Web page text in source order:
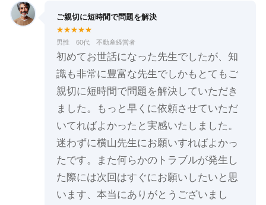
ご親切に短時間で問題を解決
★★★★★
男性 60代 不動産経営者
初めてお世話になった先生でしたが、知
識も非常に豊富な先生でしかもとてもご
親切に短時間で問題を解決していただき
ました。もっと早くに依頼させていただ
いてればよかったと実感いたしました。
迷わずに横山先生にお願いすればよかっ
たです。また何らかのトラブルが発生し
た際には次回はすぐにお願いしたいと思
います、本当にありがとうございまし